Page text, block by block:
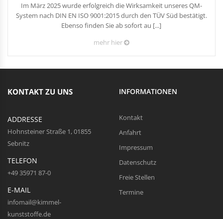
Im März 2025 wurde erfolgreich die Wirksamkeit unseres QM-
System nach DIN EN ISO 9001:2015 durch den TÜV Süd bestätigt.
Ebenso finden Sie ab sofort au [...]
mehr hier
KONTAKT ZU UNS
ADDRESSE
Hohnsteiner Straße 1, 01855
Sebnitz
TELEFON
+49 35971 87-0
E-MAIL
infomail@kimmel-
kunststoffe.de
INFORMATIONEN
Kontakt
Anfahrt
Impressum
Datenschutz
Freie Stellen
Termine